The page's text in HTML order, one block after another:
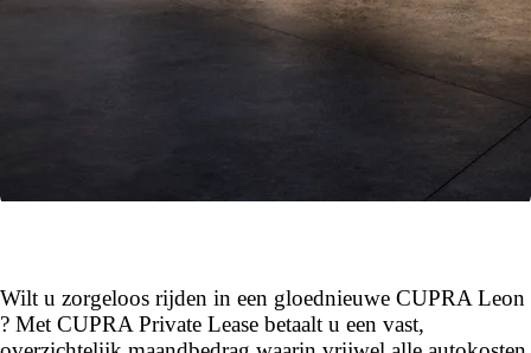
Wilt u zorgeloos rijden in een gloednieuwe CUPRA Leon
? Met CUPRA Private Lease betaalt u een vast,